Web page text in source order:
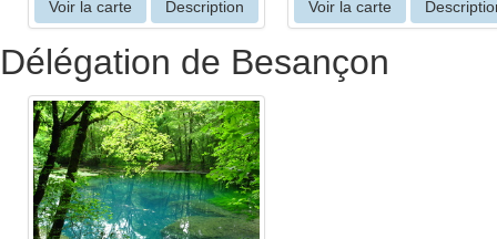
Voir la carte Description Voir la carte
Délégation de Besançon